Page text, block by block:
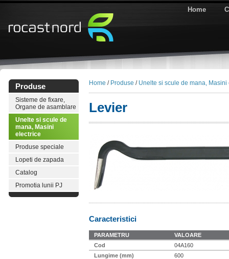
Home
Produse
Sisteme de fixare,
Organe de asamblare
Unelte si scule de
mana, Masini
electrice
Produse speciale
Lopeti de zapada
Catalog
Promotia lunii PJ
Home / Produse / Unelte si scule de mana, Masini
Levier
Caracteristici
PARAMETRU
VALOARE
Cod
04A160
Lungime (mm)
600